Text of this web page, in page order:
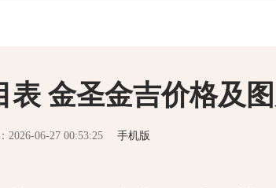
表 金圣金吉价格及
2026-06-27 00:53:25 手机版